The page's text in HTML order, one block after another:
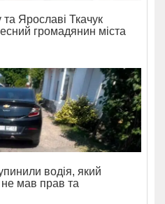
Ярославі Ткачук
громадянин міста
водія, який
мав прав та